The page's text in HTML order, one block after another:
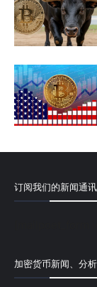
订阅我们的新闻通讯
加密货币新闻、分